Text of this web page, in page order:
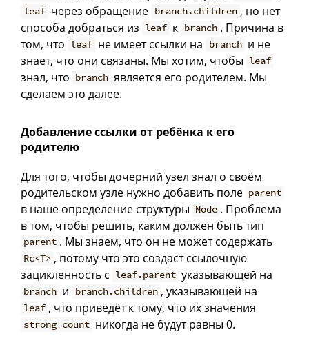
leaf через обращение branch.children , но нет
способа добраться из leaf к branch . Причина в
том, что leaf не имеет ссылки на branch и не
знает, что они связаны. Мы хотим, чтобы leaf
знал, что branch является его родителем. Мы
сделаем это далее.
Добавление ссылки от ребёнка к его
родителю
Для того, чтобы дочерний узел знал о своём
родительском узле нужно добавить поле parent
в наше определение структуры Node . Проблема
в том, чтобы решить, каким должен быть тип
parent . Мы знаем, что он не может содержать
Rc<T> , потому что это создаст ссылочную
зацикленность с leaf.parent указывающей на
branch и branch.children , указывающей на
leaf , что приведёт к тому, что их значения
strong_count никогда не будут равны 0.